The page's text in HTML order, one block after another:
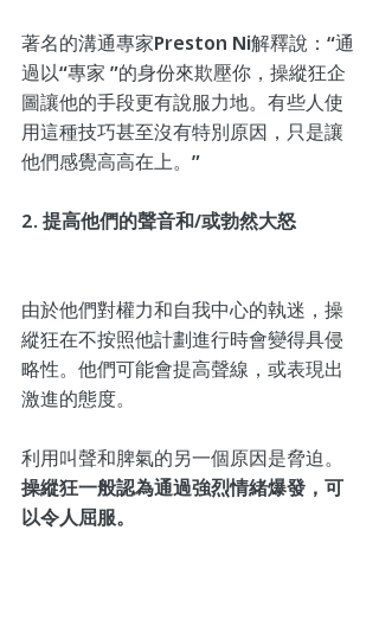
著名的溝通專家Preston Ni解釋說：“通
過以“專家 ”的身份來欺壓你，操縱狂企
圖讓他的手段更有說服力地。有些人使
用這種技巧甚至沒有特別原因，只是讓
他們感覺高高在上。”
2. 提高他們的聲音和/或勃然大怒
由於他們對權力和自我中心的執迷，操
縱狂在不按照他計劃進行時會變得具侵
略性。他們可能會提高聲線，或表現出
激進的態度。
利用叫聲和脾氣的另一個原因是脅迫。
操縱狂一般認為通過強烈情緒爆發，可
以令人屈服。